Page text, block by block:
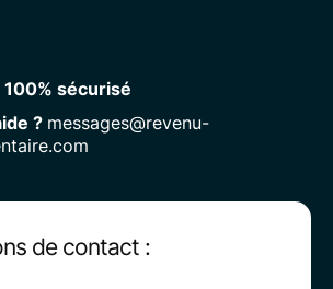
100% sécurisé
? messages@revenu-
de contact :